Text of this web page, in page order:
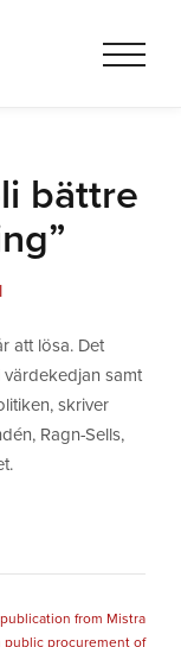
bättre
att lösa. Det
samt
skriver
Ragn-Sells,
from Mistra
public procurement of